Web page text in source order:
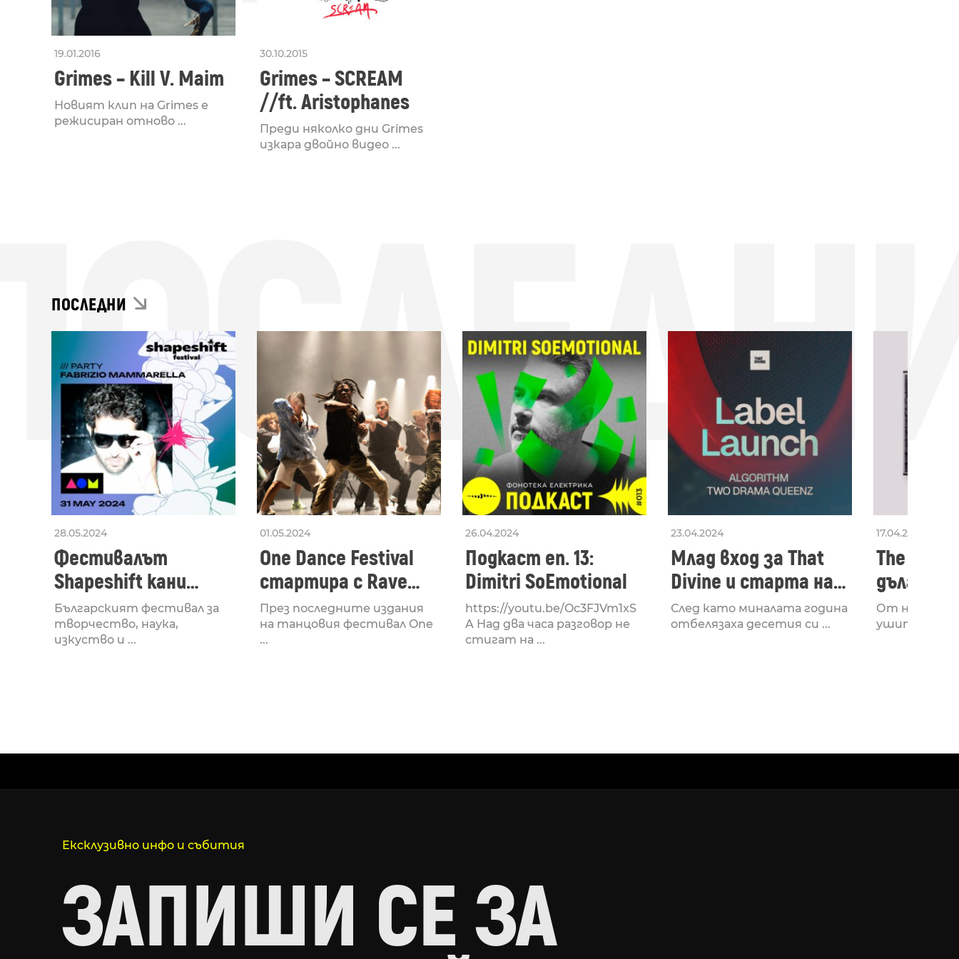
19.01.2016
Grimes – Kill V. Maim
Новият клип на Grimes е
режисиран отново ...
30.10.2015
Grimes – SCREAM
//ft. Aristophanes
Преди няколко дни Grimes
изкара двойно видео ...
ПОСЛЕДНИ
28.05.2024
Фестивалът
Shapeshift кани
Fabrizio Mammarella
за откриването си
Българският фестивал за
творчество, наука,
изкуство и ...
01.05.2024
One Dance Festival
стартира с Rave
Lucid, посветен на
рейв културата
През последните издания
на танцовия фестивал One
...
26.04.2024
Подкаст еп. 13:
Dimitri SoEmotional
https://youtu.be/Oc3FJVm1xS
A Над два часа разговор не
стигат на ...
23.04.2024
Млад вход за That
Divine и старта на
лейбъла им
След като миналата година
отбелязаха десетия си ...
17.04.2024
The
втори
излезе
От няколко
ушите и
Ексклузивно инфо и събития
ЗАПИШИ СЕ ЗА